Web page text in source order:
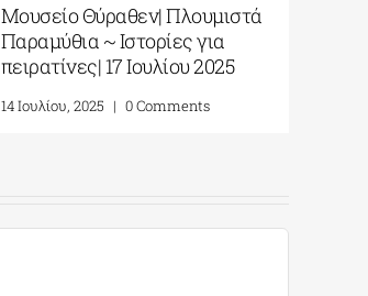
Μουσείο Θύραθεν| Πλουμιστά
Παραμύθια ~ Ιστορίες για
πειρατίνες| 17 Ιουλίου 2025
14 Ιουλίου, 2025 | 0 Comments